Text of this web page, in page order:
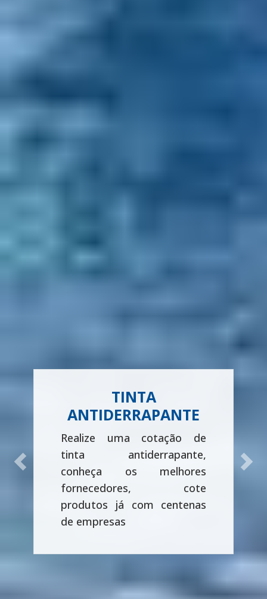
TINTA
ANTIDERRAPANTE
Realize uma cotação de
tinta antiderrapante,
conheça os melhores
fornecedores, cote
produtos já com centenas
de empresas
Previous Next